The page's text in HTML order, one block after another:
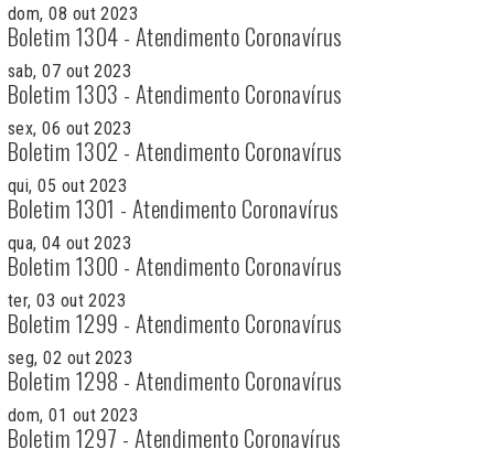
dom, 08 out 2023
Boletim 1304 - Atendimento Coronavírus
sab, 07 out 2023
Boletim 1303 - Atendimento Coronavírus
sex, 06 out 2023
Boletim 1302 - Atendimento Coronavírus
qui, 05 out 2023
Boletim 1301 - Atendimento Coronavírus
qua, 04 out 2023
Boletim 1300 - Atendimento Coronavírus
ter, 03 out 2023
Boletim 1299 - Atendimento Coronavírus
seg, 02 out 2023
Boletim 1298 - Atendimento Coronavírus
dom, 01 out 2023
Boletim 1297 - Atendimento Coronavírus